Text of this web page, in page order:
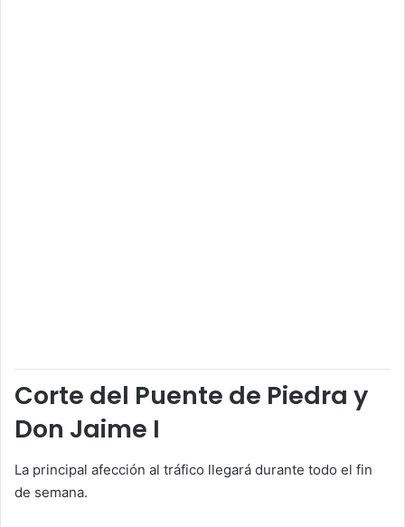
Corte del Puente de Piedra y
Don Jaime I
La principal afección al tráfico llegará durante todo el fin
de semana.